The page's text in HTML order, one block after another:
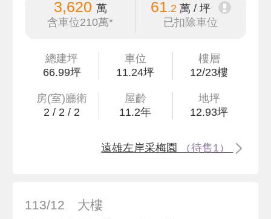
3,620 萬
含車位210萬*
61.2 萬 / 坪
已扣除車位
總建坪
66.99坪
車位
11.24坪
樓層
12/23樓
房(室)廳衛
2 / 2 / 2
屋齡
11.2年
地坪
12.93坪
遠雄左岸采梅園 （待售1）
113/12
大樓